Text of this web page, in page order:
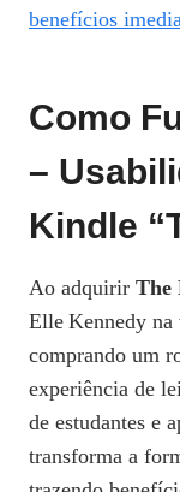
benefícios
Como
–
Kindle
Ao adquirir The
Elle Kennedy na
comprando um
experiência de
de estudantes e
transforma a